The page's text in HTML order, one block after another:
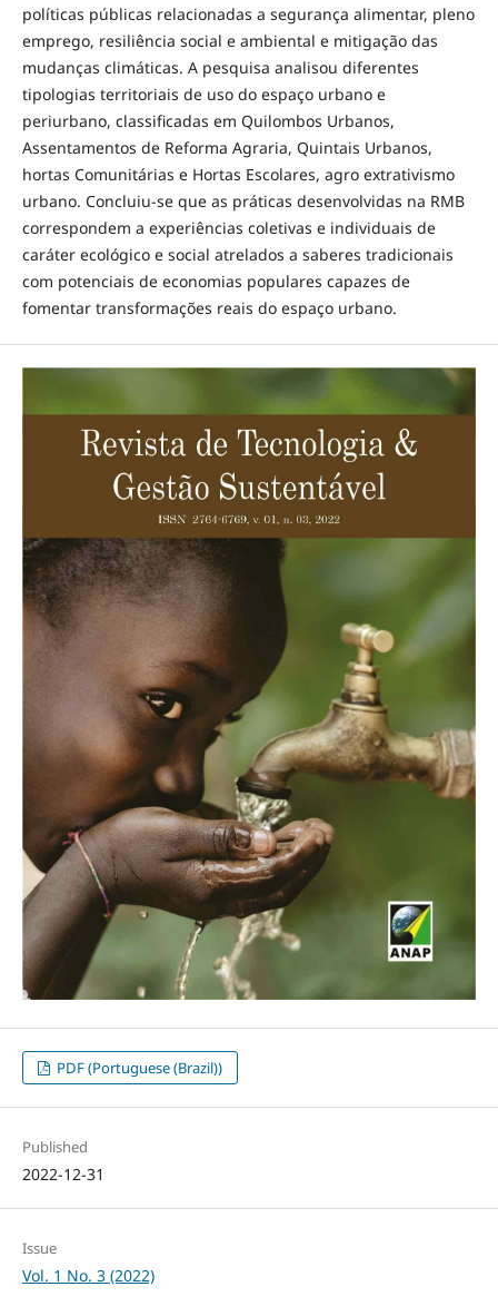
políticas públicas relacionadas a segurança alimentar, pleno
emprego, resiliência social e ambiental e mitigação das
mudanças climáticas. A pesquisa analisou diferentes
tipologias territoriais de uso do espaço urbano e
periurbano, classificadas em Quilombos Urbanos,
Assentamentos de Reforma Agraria, Quintais Urbanos,
hortas Comunitárias e Hortas Escolares, agro extrativismo
urbano. Concluiu-se que as práticas desenvolvidas na RMB
correspondem a experiências coletivas e individuais de
caráter ecológico e social atrelados a saberes tradicionais
com potenciais de economias populares capazes de
fomentar transformações reais do espaço urbano.
PDF (Portuguese (Brazil))
Published
2022-12-31
Issue
Vol. 1 No. 3 (2022)